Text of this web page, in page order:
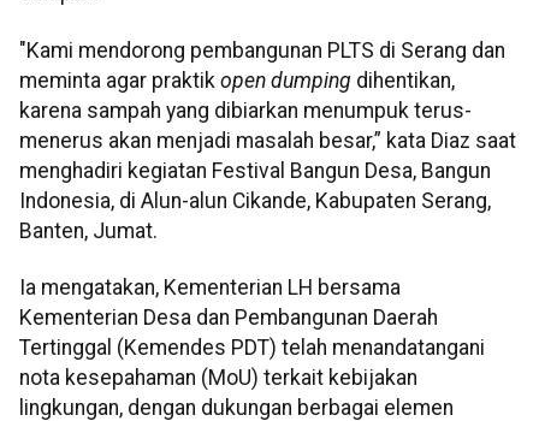
"Kami mendorong pembangunan PLTS di Serang dan
meminta agar praktik open dumping dihentikan,
karena sampah yang dibiarkan menumpuk terus-
menerus akan menjadi masalah besar,” kata Diaz saat
menghadiri kegiatan Festival Bangun Desa, Bangun
Indonesia, di Alun-alun Cikande, Kabupaten Serang,
Banten, Jumat.
Ia mengatakan, Kementerian LH bersama
Kementerian Desa dan Pembangunan Daerah
Tertinggal (Kemendes PDT) telah menandatangani
nota kesepahaman (MoU) terkait kebijakan
lingkungan, dengan dukungan berbagai elemen